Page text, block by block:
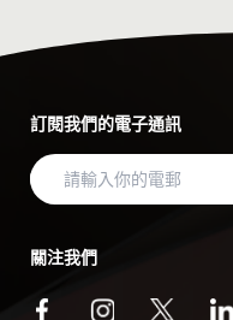
訂閱我們的電子通訊
關注我們